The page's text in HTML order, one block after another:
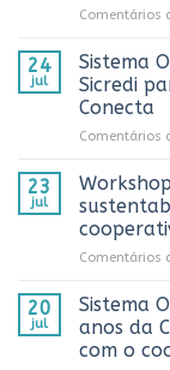
Comentários
24
jul
Sistema
Sicredi
Conecta
Comentários
23
jul
Comentários
20
jul
Sistema
anos da
com o